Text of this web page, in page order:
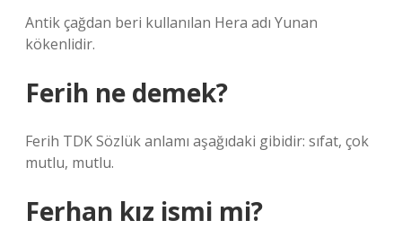
Antik çağdan beri kullanılan Hera adı Yunan
kökenlidir.
Ferih ne demek?
Ferih TDK Sözlük anlamı aşağıdaki gibidir: sıfat, çok
mutlu, mutlu.
Ferhan kız ismi mi?